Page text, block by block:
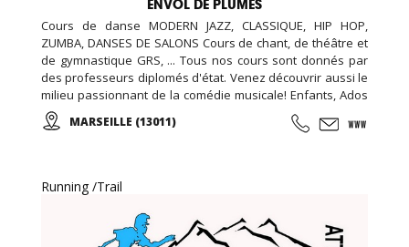
ENVOL DE PLUMES
Cours de danse MODERN JAZZ, CLASSIQUE, HIP HOP,
ZUMBA, DANSES DE SALONS Cours de chant, de théâtre et
de gymnastique GRS, ... Tous nos cours sont donnés par
des professeurs diplomés d'état. Venez découvrir aussi le
milieu passionnant de la comédie musicale! Enfants, Ados
et Adultes. Stages vacances, Anniversaires, ... Cours
d'essai offert !
MARSEILLE (13011)
Running /Trail